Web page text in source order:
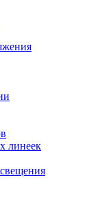
линеек